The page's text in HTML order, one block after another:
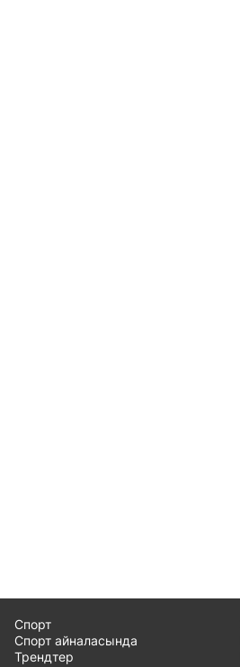
Спорт
Спорт айналасында
Трендтер